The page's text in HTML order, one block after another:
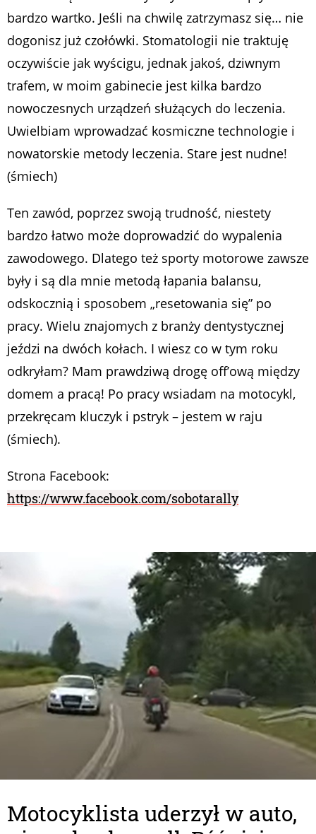
bardzo wartko. Jeśli na chwilę zatrzymasz się… nie
dogonisz już czołówki. Stomatologii nie traktuję
oczywiście jak wyścigu, jednak jakoś, dziwnym
trafem, w moim gabinecie jest kilka bardzo
nowoczesnych urządzeń służących do leczenia.
Uwielbiam wprowadzać kosmiczne technologie i
nowatorskie metody leczenia. Stare jest nudne!
(śmiech)
Ten zawód, poprzez swoją trudność, niestety
bardzo łatwo może doprowadzić do wypalenia
zawodowego. Dlatego też sporty motorowe zawsze
były i są dla mnie metodą łapania balansu,
odskocznią i sposobem „resetowania się” po
pracy. Wielu znajomych z branży dentystycznej
jeździ na dwóch kołach. I wiesz co w tym roku
odkryłam? Mam prawdziwą drogę off’ową między
domem a pracą! Po pracy wsiadam na motocykl,
przekręcam kluczyk i pstryk – jestem w raju
(śmiech).
Strona Facebook:
https://www.facebook.com/sobotarally
Motocyklista uderzył w auto,